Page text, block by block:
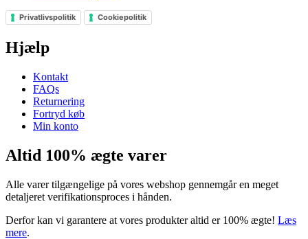
Privatlivspolitik Cookiepolitik
Hjælp
Kontakt
FAQs
Returnering
Fortryd køb
Min konto
Altid 100% ægte varer
Alle varer tilgængelige på vores webshop gennemgår en meget
detaljeret verifikationsproces i hånden.
Derfor kan vi garantere at vores produkter altid er 100% ægte! Læs
mere.